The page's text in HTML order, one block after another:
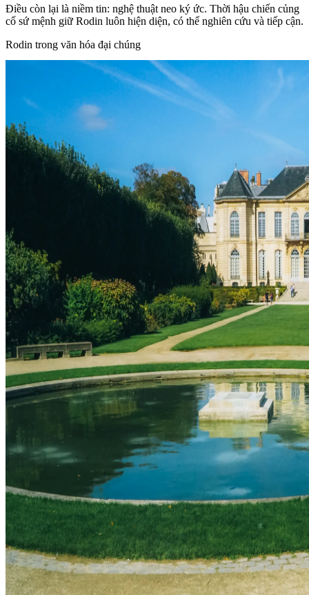
Điều còn lại là niềm tin: nghệ thuật neo ký ức. Thời hậu chiến củng
cố sứ mệnh giữ Rodin luôn hiện diện, có thể nghiên cứu và tiếp cận.
Rodin trong văn hóa đại chúng